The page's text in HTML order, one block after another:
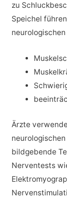
zu
Speichel
Ärzte
bildgebende
Nerventests